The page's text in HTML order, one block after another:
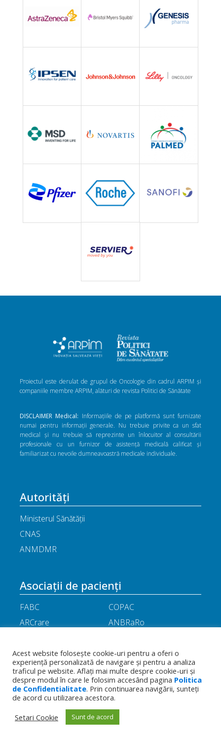
Proiectul este derulat de grupul de Oncologie din cadrul ARPIM și
companiile membre ARPIM, alături de revista Politici de Sănătate
DISCLAIMER Medical: Informațiile de pe platformă sunt furnizate
numai pentru informații generale. Nu trebuie privite ca un sfat
medical și nu trebuie să reprezinte un înlocuitor al consultării
profesionale cu un furnizor de asistență medicală calificat și
familiarizat cu nevoile dumneavoastră medicale individuale.
Autorități
Ministerul Sănătății
CNAS
ANMDMR
Asociații de pacienți
FABC
COPAC
ARCrare
ANBRaRo
ANHR
ARIL
APOR
Little People
Termeni
și
Politica de
confidențialitate
Toate drepturile rezervate - Asociația
Română a Producătorilor Internaționali de
Medicamente
Acest website folosește cookie-uri pentru a oferi o
experiență personalizată de navigare și pentru a analiza
traficul pe website. Aflați mai multe despre cookie-uri și
despre modul în care le folosim accesând pagina Politica
de Confidentialitate. Prin continuarea navigării, sunteți
de acord cu utilizarea acestora.
Setari Cookie
Sunt de acord